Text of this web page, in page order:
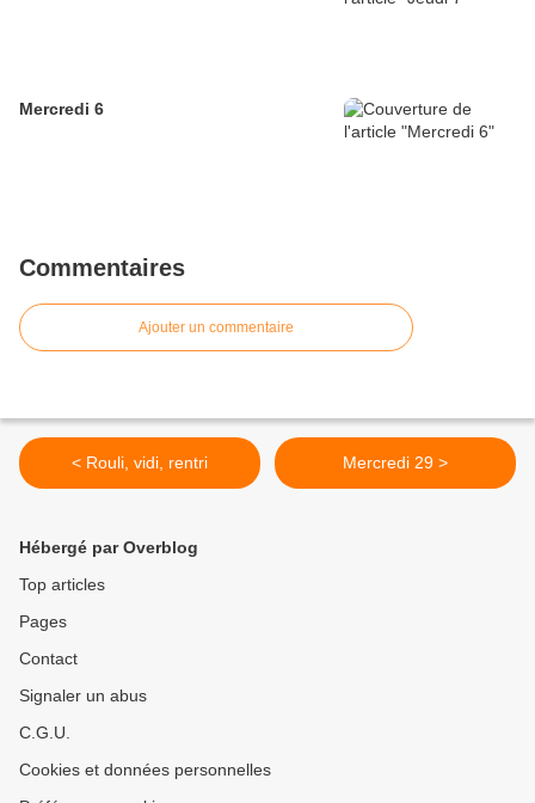
Mercredi 6
Commentaires
Ajouter un commentaire
< Rouli, vidi, rentri Mercredi 29 >
Hébergé par Overblog
Top articles
Pages
Contact
Signaler un abus
C.G.U.
Cookies et données personnelles